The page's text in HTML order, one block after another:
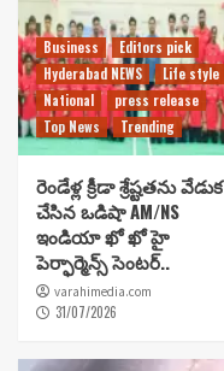
Business
Editors pick
Hyderabad NEWS
Life style
National
press release
Top News
Trending
రెండేళ్ల క్రీడా శ్రేష్టతను వేడుక
చేసిన ఒడిషా AM/NS
ఇండియా ఖో ఖో హై
పెర్ఫార్మెన్స్ సెంటర్..
varahimedia.com
31/07/2026